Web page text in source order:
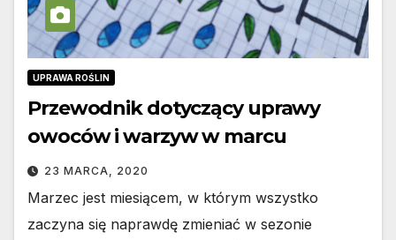
UPRAWA ROŚLIN
Przewodnik dotyczący uprawy
owoców i warzyw w marcu
23 MARCA, 2020
Marzec jest miesiącem, w którym wszystko
zaczyna się naprawdę zmieniać w sezonie